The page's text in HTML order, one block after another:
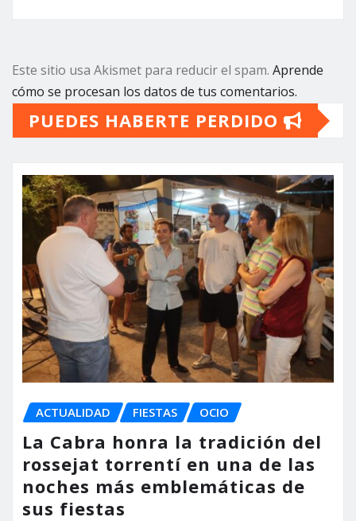
Este sitio usa Akismet para reducir el spam. Aprende
cómo se procesan los datos de tus comentarios.
PUEDES HABERTE PERDIDO
ACTUALIDAD FIESTAS OCIO
La Cabra honra la tradición del
rossejat torrentí en una de las
noches más emblemáticas de
sus fiestas